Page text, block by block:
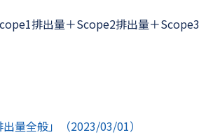
排出量＋Scope2排出量＋
量全般」（2023/03/01）